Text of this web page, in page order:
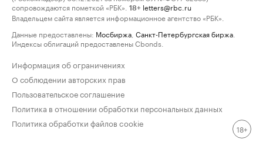
сопровождаются пометкой «РБК».
18+ letters@rbc.ru
Владельцем сайта является информационное агентство «РБК».
Данные предоставлены: Мосбиржа Санкт-Петербургская биржа
Индексы облигаций предоставлены Cbonds.
Информация об ограничениях
О соблюдении авторских прав
Пользовательское соглашение
Политика в отношении обработки персональных данных
Политика обработки файлов cookie
18+